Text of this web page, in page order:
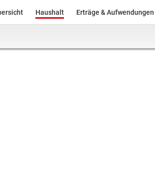
Haushalt Erträge & Aufwendungen